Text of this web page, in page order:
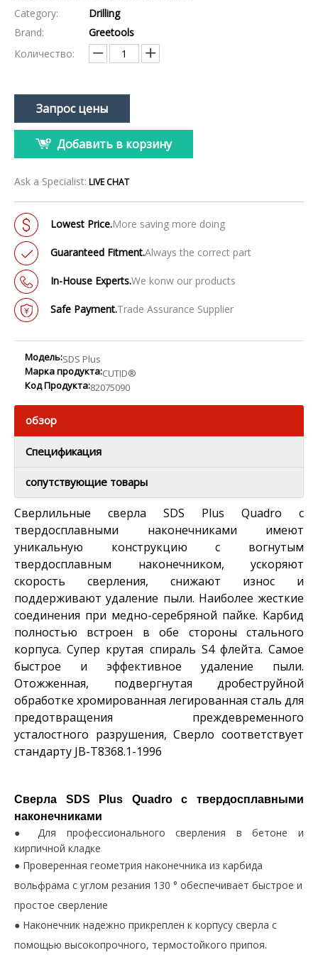
Category:
Drilling
Brand:
Greetools
Количество:
Запрос цены
Добавить в корзину
Ask a Specialist: LIVE CHAT
Lowest Price.More saving more doing
Guaranteed Fitment.Always the correct part
In-House Experts.We konw our products
Safe Payment.Trade Assurance Supplier
Модель:SDS Plus
Марка продукта:CUTID®
Код Продукта:82075090
обзор
Спецификация
сопутствующие товары
Сверлильные сверла SDS Plus Quadro с
твердосплавными наконечниками имеют
уникальную конструкцию с вогнутым
твердосплавным наконечником, ускоряют
скорость сверления, снижают износ и
поддерживают удаление пыли. Наиболее жесткие
соединения при медно-серебряной пайке. Карбид
полностью встроен в обе стороны стального
корпуса. Супер крутая спираль S4 флейта. Самое
быстрое и эффективное удаление пыли.
Отожженная, подвергнутая дробеструйной
обработке хромированная легированная сталь для
предотвращения преждевременного
усталостного разрушения, Сверло соответствует
стандарту JB-T8368.1-1996
Сверла SDS Plus Quadro с твердосплавными
наконечниками
●
Для профессионального сверления в бетоне и
кирпичной кладке
● Проверенная геометрия наконечника из карбида
вольфрама с углом резания 130 ° обеспечивает быстрое и
простое сверление
● Наконечник надежно прикреплен к корпусу сверла с
помощью высокопрочного, термостойкого припоя.